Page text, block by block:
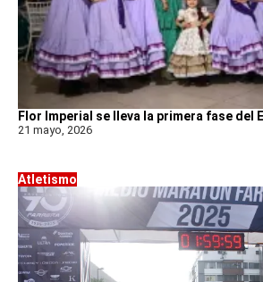
Flor Imperial se lleva la primera fase del
21 mayo, 2026
Atletismo